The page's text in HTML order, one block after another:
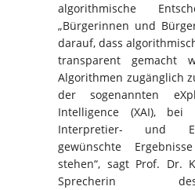
algorithmische
„Bürgerinnen und
darauf, dass
transparent gemacht
Algorithmen zugänglich
der sogenannten
Intelligence (XAI), bei
Interpretier- und
gewünschte
stehen“, sagt Prof. Dr.
Sprecherin